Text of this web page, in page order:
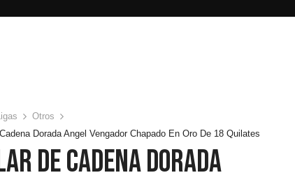
Ligas
Otros
Dorada Angel Vengador Chapado En Oro De 18 Quilates
De Cadena Dorada